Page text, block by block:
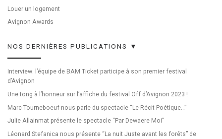
Louer un logement
Avignon Awards
NOS DERNIÈRES PUBLICATIONS ▼
Interview: l’équipe de BAM Ticket participe à son premier festival
d’Avignon
Une tong à l’honneur sur l’affiche du festival Off d’Avignon 2023 !
Marc Tourneboeuf nous parle du spectacle “Le Récit Poétique…”
Julie Allainmat présente le spectacle “Par Dewaere Moi”
Léonard Stefanica nous présente “La nuit Juste avant les forêts” de